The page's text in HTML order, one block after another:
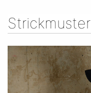
Strickmuster